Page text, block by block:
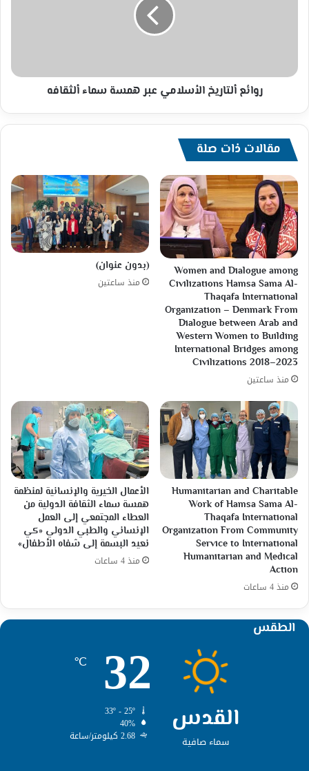
روائع ألتاريخ الأسلامي عبر همسة سماء ألثقافه
مقالات ذات صلة
Women and Dialogue among
Civilizations Hamsa Sama Al-
Thaqafa International
Organization – Denmark From
Dialogue between Arab and
Western Women to Building
International Bridges among
Civilizations 2018–2023
منذ ساعتين
(بدون عنوان)
منذ ساعتين
Humanitarian and Charitable
Work of Hamsa Sama Al-
Thaqafa International
Organization From Community
Service to International
Humanitarian and Medical
Action
منذ 4 ساعات
الأعمال الخيرية والإنسانية لمنظمة
همسة سماء الثقافة الدولية من
العطاء المجتمعي إلى العمل
الإنساني والطبي الدولي «كي
نعيد البسمة إلى شفاه الأطفال»
منذ 4 ساعات
الطقس
القدس
سماء صافية
32
℃
40%
2.68 كيلومتر/ساعة